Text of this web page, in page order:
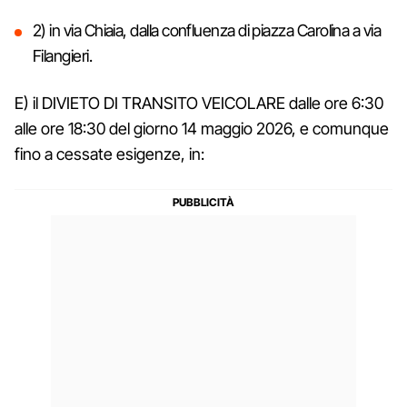
2) in via Chiaia, dalla confluenza di piazza Carolina a via
Filangieri.
E) il DIVIETO DI TRANSITO VEICOLARE dalle ore 6:30
alle ore 18:30 del giorno 14 maggio 2026, e comunque
fino a cessate esigenze, in: